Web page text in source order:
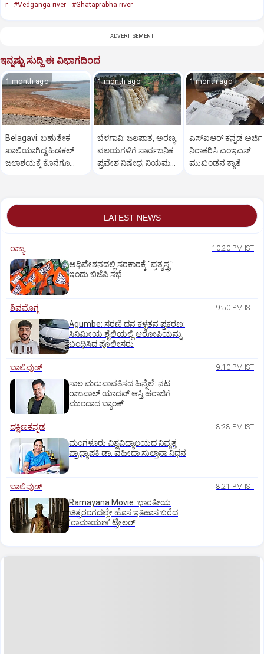
r
#Vedganga river #Ghataprabha river
ADVERTISEMENT
ಇನ್ನಷ್ಟು ಸುದ್ದಿ ಈ ವಿಭಾಗದಿಂದ
1 month ago
Belagavi: ಬಹುತೇಕ
ಖಾಲಿಯಾಗಿದ್ದ ಹಿಡಕಲ್
ಜಲಾಶಯಕ್ಕೆ ಕೊನೆಗೂ
1 month ago
ಬೆಳಗಾವಿ: ಜಲಪಾತ, ಅರಣ್ಯ
ವಲಯಗಳಿಗೆ ಸಾರ್ವಜನಿಕ
ಪ್ರವೇಶ ನಿಷೇಧ; ನಿಯಮ
1 month ago
ಎಸ್‌ಐಆರ್ ಕನ್ನಡ ಅರ್ಜಿ
ನಿರಾಕರಿಸಿ ಎಂಇಎಸ್
ಮುಖಂಡನ ಕ್ಯಾತೆ
LATEST NEWS
ರಾಜ್ಯ 10:20 PM IST
ಅಧಿವೇಶನದಲ್ಲಿ ಸರಕಾರಕ್ಕೆ "ಪ್ರತ್ಯಸ್ತ್ರ':
ಇಂದು ಬಿಜೆಪಿ ಸಭೆ
ಶಿವಮೊಗ್ಗ 9:50 PM IST
Agumbe: ಸರಣಿ ದನ ಕಳ್ಳತನ ಪ್ರಕರಣ:
ಸಿನಿಮೀಯ ಶೈಲಿಯಲ್ಲಿ ಆರೋಪಿಯನ್ನು
ಬಂಧಿಸಿದ ಪೊಲೀಸರು
ಬಾಲಿವುಡ್‌ 9:10 PM IST
ಸಾಲ ಮರುಪಾವತಿಸದ ಹಿನ್ನೆಲೆ: ನಟ
ರಾಜಪಾಲ್ ಯಾದವ್‌ ಆಸ್ತಿ ಹರಾಜಿಗೆ
ಮುಂದಾದ ಬ್ಯಾಂಕ್
ದಕ್ಷಿಣಕನ್ನಡ 8:28 PM IST
ಮಂಗಳೂರು ವಿಶ್ವವಿದ್ಯಾಲಯದ ನಿವೃತ್ತ
ಪ್ರಾಧ್ಯಾಪಕಿ ಡಾ. ವಹೀದಾ ಸುಲ್ತಾನಾ ನಿಧನ
ಬಾಲಿವುಡ್‌ 8:21 PM IST
Ramayana Movie: ಭಾರತೀಯ
ಚಿತ್ರರಂಗದಲ್ಲೇ ಹೊಸ ಇತಿಹಾಸ ಬರೆದ
ʼರಾಮಾಯಣʼ ಟ್ರೇಲರ್